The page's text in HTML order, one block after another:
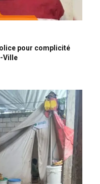
pour complicité
Ville